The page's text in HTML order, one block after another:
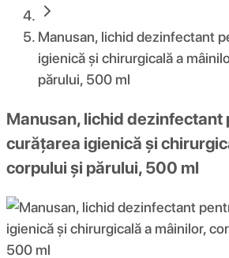
Manusan, lichid dezinfectant
igienică și chirurgicală a
părului, 500 ml
Manusan, lichid dezinfectant
curățarea igienică și
corpului și părului, 500 ml